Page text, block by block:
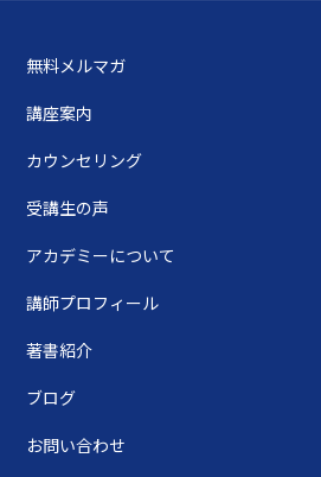
無料メルマガ
講座案内
カウンセリング
受講生の声
アカデミーについて
講師プロフィール
著書紹介
ブログ
お問い合わせ